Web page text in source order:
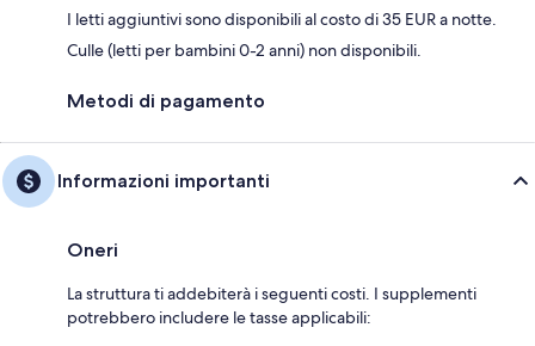
I letti aggiuntivi sono disponibili al costo di 35 EUR a notte.
Culle (letti per bambini 0-2 anni) non disponibili.
Metodi di pagamento
Informazioni importanti
Oneri
La struttura ti addebiterà i seguenti costi. I supplementi
potrebbero includere le tasse applicabili: